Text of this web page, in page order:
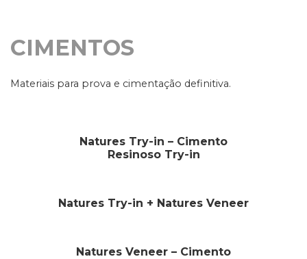
CIMENTOS
Materiais para prova e cimentação definitiva.
Natures Try-in – Cimento
Resinoso Try-in
Natures Try-in + Natures Veneer
Natures Veneer – Cimento